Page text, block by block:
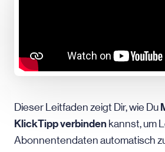
Dieser Leitfaden zeigt Dir, wie Du
KlickTipp verbinden kannst, um
Abonnentendaten automatisch